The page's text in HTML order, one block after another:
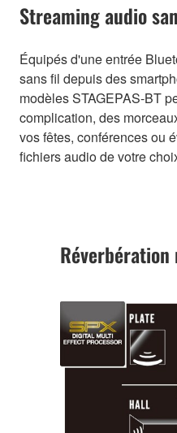
Streaming audio
Équipés d'une entrée
sans fil depuis des
modèles STAGEPAS-BT
complication, des
vos fêtes, conférences ou
fichiers audio de votre
Réverbération